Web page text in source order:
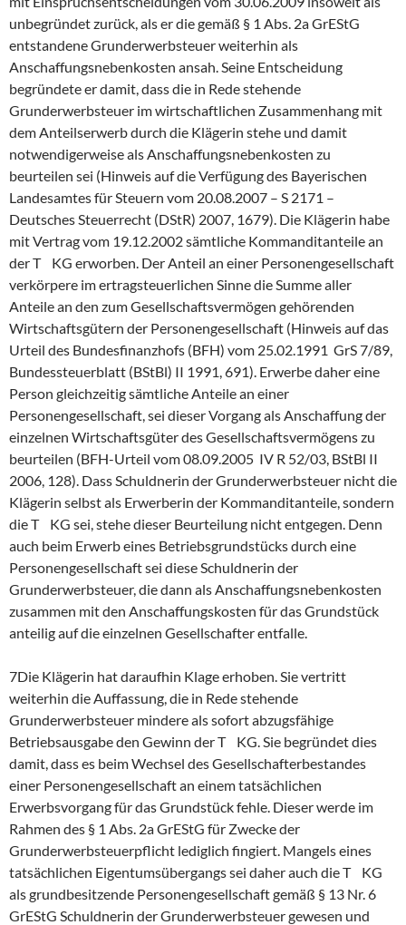
unbegründet zurück, als er die gemäß § 1 Abs. 2a GrEStG
entstandene Grunderwerbsteuer weiterhin als
Anschaffungsnebenkosten ansah. Seine Entscheidung
begründete er damit, dass die in Rede stehende
Grunderwerbsteuer im wirtschaftlichen Zusammenhang mit
dem Anteilserwerb durch die Klägerin stehe und damit
notwendigerweise als Anschaffungsnebenkosten zu
beurteilen sei (Hinweis auf die Verfügung des Bayerischen
Landesamtes für Steuern vom 20.08.2007 – S 2171 –
Deutsches Steuerrecht (DStR) 2007, 1679). Die Klägerin habe
mit Vertrag vom 19.12.2002 sämtliche Kommanditanteile an
der T KG erworben. Der Anteil an einer Personengesellschaft
verkörpere im ertragsteuerlichen Sinne die Summe aller
Anteile an den zum Gesellschaftsvermögen gehörenden
Wirtschaftsgütern der Personengesellschaft (Hinweis auf das
Urteil des Bundesfinanzhofs (BFH) vom 25.02.1991 GrS 7/89,
Bundessteuerblatt (BStBl) II 1991, 691). Erwerbe daher eine
Person gleichzeitig sämtliche Anteile an einer
Personengesellschaft, sei dieser Vorgang als Anschaffung der
einzelnen Wirtschaftsgüter des Gesellschaftsvermögens zu
beurteilen (BFH-Urteil vom 08.09.2005 IV R 52/03, BStBl II
2006, 128). Dass Schuldnerin der Grunderwerbsteuer nicht die
Klägerin selbst als Erwerberin der Kommanditanteile, sondern
die T KG sei, stehe dieser Beurteilung nicht entgegen. Denn
auch beim Erwerb eines Betriebsgrundstücks durch eine
Personengesellschaft sei diese Schuldnerin der
Grunderwerbsteuer, die dann als Anschaffungsnebenkosten
zusammen mit den Anschaffungskosten für das Grundstück
anteilig auf die einzelnen Gesellschafter entfalle.
7Die Klägerin hat daraufhin Klage erhoben. Sie vertritt
weiterhin die Auffassung, die in Rede stehende
Grunderwerbsteuer mindere als sofort abzugsfähige
Betriebsausgabe den Gewinn der T KG. Sie begründet dies
damit, dass es beim Wechsel des Gesellschafterbestandes
einer Personengesellschaft an einem tatsächlichen
Erwerbsvorgang für das Grundstück fehle. Dieser werde im
Rahmen des § 1 Abs. 2a GrEStG für Zwecke der
Grunderwerbsteuerpflicht lediglich fingiert. Mangels eines
tatsächlichen Eigentumsübergangs sei daher auch die T KG
als grundbesitzende Personengesellschaft gemäß § 13 Nr. 6
GrEStG Schuldnerin der Grunderwerbsteuer gewesen und